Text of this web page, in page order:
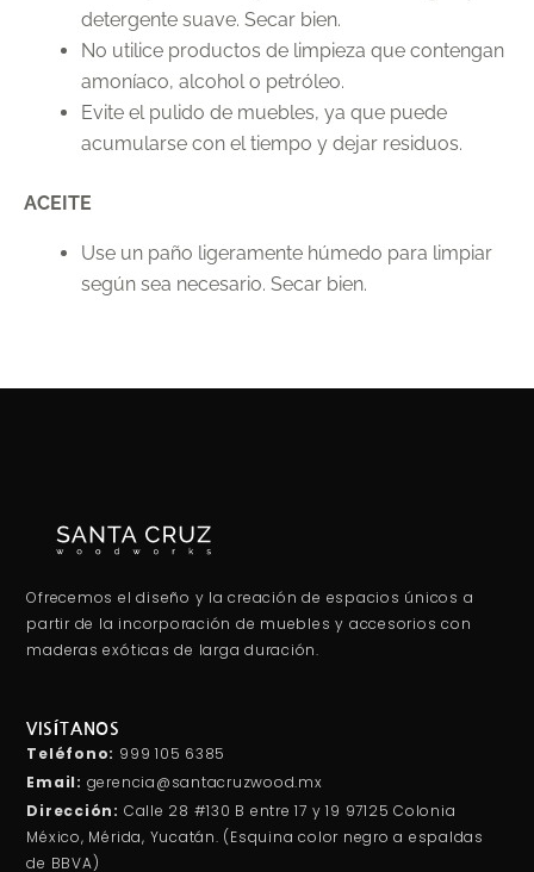
detergente suave. Secar bien.
No utilice productos de limpieza que contengan
amoníaco, alcohol o petróleo.
Evite el pulido de muebles, ya que puede
acumularse con el tiempo y dejar residuos.
ACEITE
Use un paño ligeramente húmedo para limpiar
según sea necesario. Secar bien.
Ofrecemos el diseño y la creación de espacios únicos a
partir de la incorporación de muebles y accesorios con
maderas exóticas de larga duración.
VISÍTANOS
Teléfono: 999 105 6385
Email: gerencia@santacruzwood.mx
Dirección: Calle 28 #130 B entre 17 y 19 97125 Colonia
México, Mérida, Yucatán. (Esquina color negro a espaldas
de BBVA)